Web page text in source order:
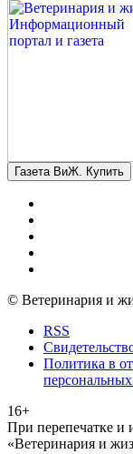
Газета ВиЖ. Купить
© Ветеринария и
RSS
Политика в
16+
При перепечатке и
«Ветеринария и